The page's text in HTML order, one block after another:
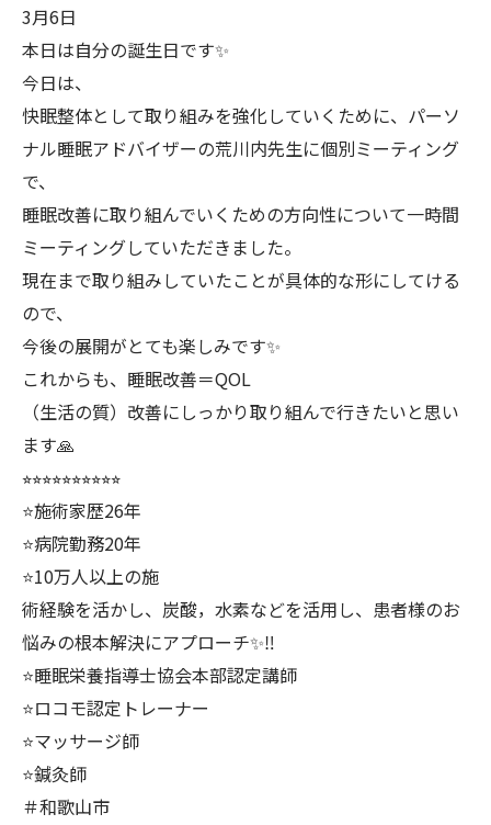
3月6日
本日は自分の誕生日です✨
今日は、
快眠整体として取り組みを強化していくために、パーソ
ナル睡眠アドバイザーの荒川内先生に個別ミーティング
で、
睡眠改善に取り組んでいくための方向性について一時間
ミーティングしていただきました。
現在まで取り組みしていたことが具体的な形にしてける
ので、
今後の展開がとても楽しみです✨
これからも、睡眠改善＝QOL
（生活の質）改善にしっかり取り組んで行きたいと思い
ます🙏
⭐︎⭐︎⭐︎⭐︎⭐︎⭐︎⭐︎⭐︎⭐︎⭐︎
⭐️施術家歴26年
⭐️病院勤務20年
⭐️10万人以上の施
術経験を活かし、炭酸，水素などを活用し、患者様のお
悩みの根本解決にアプローチ✨‼️
⭐️睡眠栄養指導士協会本部認定講師
⭐️ロコモ認定トレーナー
⭐️マッサージ師
⭐️鍼灸師
＃和歌山市